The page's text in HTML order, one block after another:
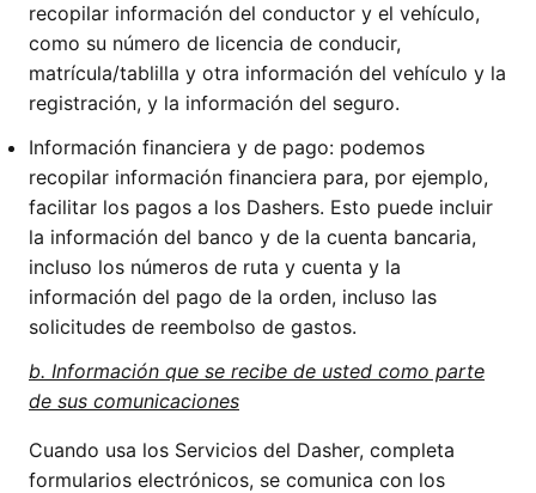
recopilar información del conductor y el vehículo,
como su número de licencia de conducir,
matrícula/tablilla y otra información del vehículo y la
registración, y la información del seguro.
Información financiera y de pago: podemos
recopilar información financiera para, por ejemplo,
facilitar los pagos a los Dashers. Esto puede incluir
la información del banco y de la cuenta bancaria,
incluso los números de ruta y cuenta y la
información del pago de la orden, incluso las
solicitudes de reembolso de gastos.
b. Información que se recibe de usted como parte
de sus comunicaciones
Cuando usa los Servicios del Dasher, completa
formularios electrónicos, se comunica con los